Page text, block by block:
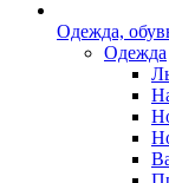
Одежда,
Одежда